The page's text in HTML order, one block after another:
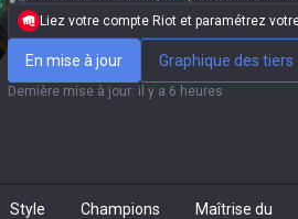
Liez votre compte Riot et paramétrez
En mise à jour Graphique des tiers
Dernière mise à jour: il y a 6 heures
Style Champions Maîtrise du